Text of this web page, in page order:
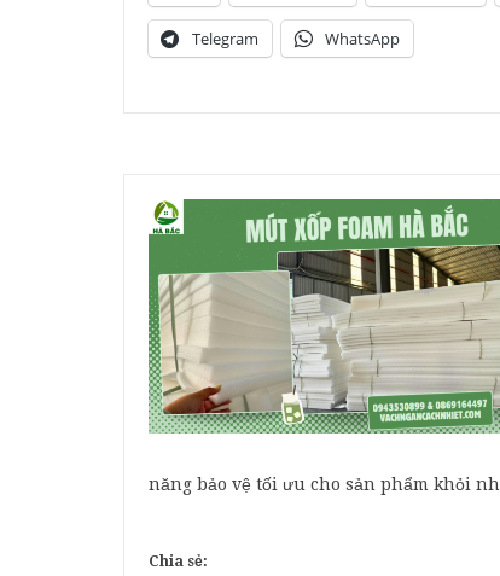
Telegram WhatsApp
năng bảo vệ tối ưu cho sản phẩm khỏi
Chia sẻ: